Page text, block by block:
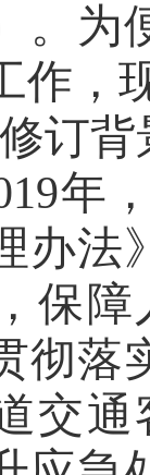
。为
作，
订背
年
办法
保
彻落
交